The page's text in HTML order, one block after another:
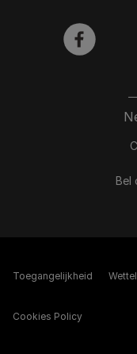
Bel
facebook
Toegangelijkheid
Cookies Policy